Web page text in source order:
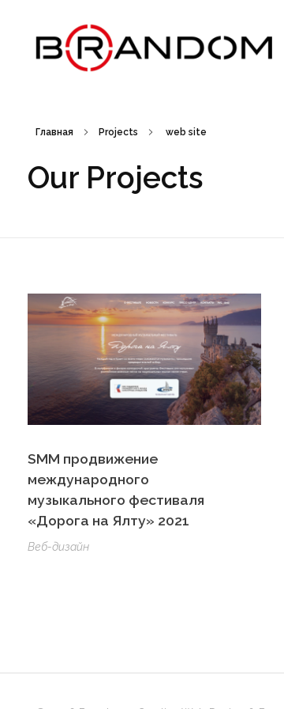
Главная Projects web site
Our Projects
SMM продвижение
международного
музыкального фестиваля
«Дорога на Ялту» 2021
Веб-дизайн